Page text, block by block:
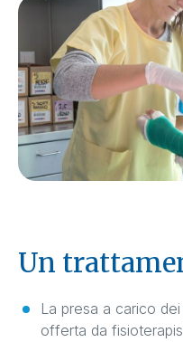
Un
La presa a carico
offerta da